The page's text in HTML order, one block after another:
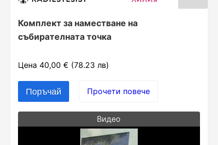
Комплект за наместване на
събирателната точка
Цена 40,00 € (78.23 лв)
Прочети повече
Видео